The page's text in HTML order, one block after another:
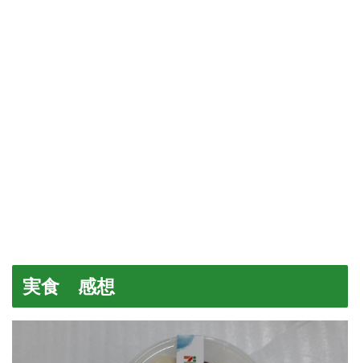
実食 感想